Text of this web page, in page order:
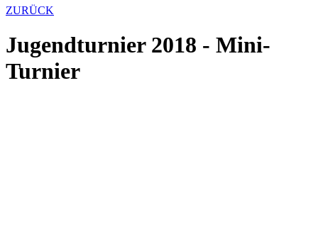
ZURÜCK
Jugendturnier 2018 - Mini-
Turnier